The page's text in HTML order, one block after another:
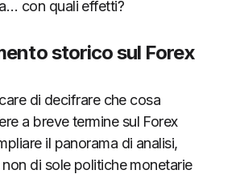
con quali effetti?
storico sul Forex
di decifrare che cosa
a breve termine sul Forex
il panorama di analisi,
di sole politiche monetarie